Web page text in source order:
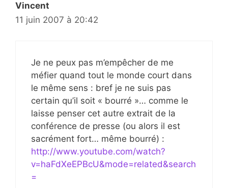
Vincent
11 juin 2007 à 20:42
Je ne peux pas m’empêcher de me
méfier quand tout le monde court dans
le même sens : bref je ne suis pas
certain qu’il soit « bourré »… comme le
laisse penser cet autre extrait de la
conférence de presse (ou alors il est
sacrément fort… même bourré) :
http://www.youtube.com/watch?
v=haFdXeEPBcU&mode=related&search
=